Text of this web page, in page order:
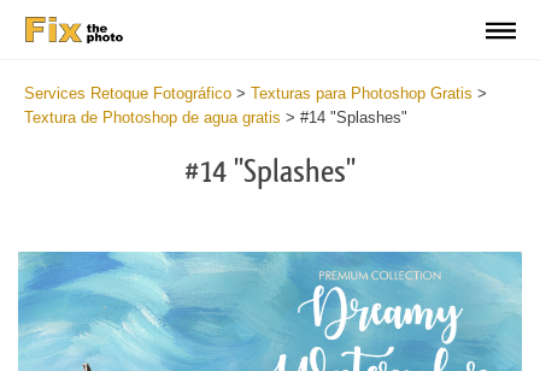
Services Retoque Fotográfico > Texturas para Photoshop Gratis >
Textura de Photoshop de agua gratis > #14 "Splashes"
#14 "Splashes"